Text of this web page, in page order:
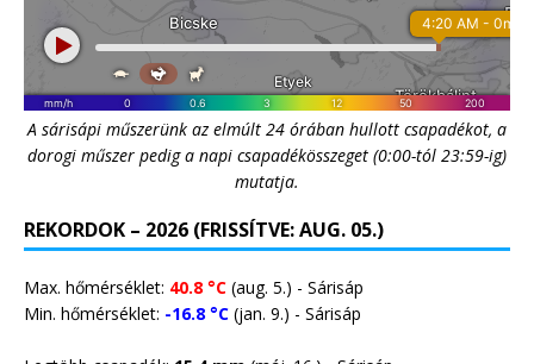
A sárisápi műszerünk az elmúlt 24 órában hullott csapadékot, a
dorogi műszer pedig a napi csapadékösszeget (0:00-tól 23:59-ig)
mutatja.
REKORDOK – 2026 (FRISSÍTVE: AUG. 05.)
Max. hőmérséklet: 40.8 °C (aug. 5.) - Sárisáp
Min. hőmérséklet: -16.8 °C (jan. 9.) - Sárisáp